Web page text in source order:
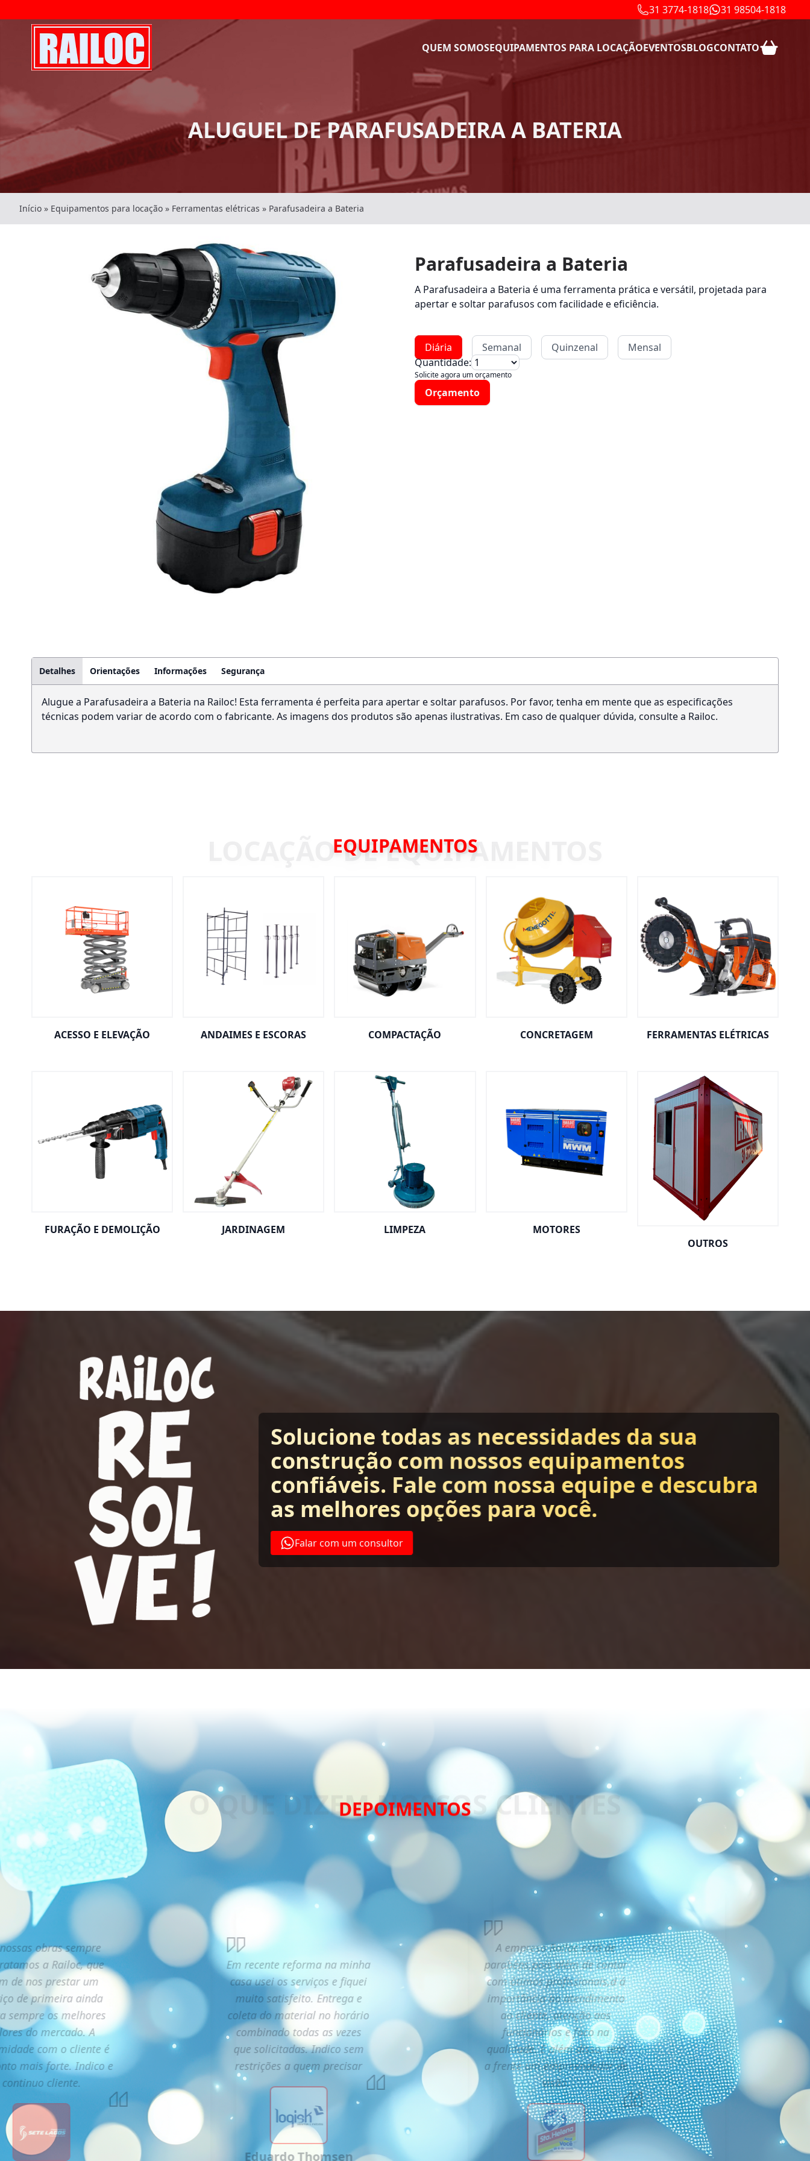
31 3774-1818 31 98504-1818
QUEM SOMOSEQUIPAMENTOS PARA LOCAÇÃOEVENTOSBLOGCONTATO
ALUGUEL DE PARAFUSADEIRA A BATERIA
Início » Equipamentos para locação » Ferramentas elétricas » Parafusadeira a Bateria
Parafusadeira a Bateria
A Parafusadeira a Bateria é uma ferramenta prática e versátil, projetada para
apertar e soltar parafusos com facilidade e eficiência.
Diária Semanal Quinzenal
Mensal
Quantidade:
Solicite agora um orçamento
Orçamento
Detalhes Orientações Informações Segurança
Alugue a Parafusadeira a Bateria na Railoc! Esta ferramenta é perfeita para apertar e soltar parafusos. Por favor, tenha em mente que as especificações
técnicas podem variar de acordo com o fabricante. As imagens dos produtos são apenas ilustrativas. Em caso de qualquer dúvida, consulte a Railoc.
EQUIPAMENTOS
ACESSO E ELEVAÇÃO ANDAIMES E ESCORAS COMPACTAÇÃO CONCRETAGEM FERRAMENTAS ELÉTRICAS
FURAÇÃO E DEMOLIÇÃO JARDINAGEM LIMPEZA
MOTORES
OUTROS
Solucione todas as necessidades da sua
construção com nossos equipamentos
confiáveis. Fale com nossa equipe e descubra
as melhores opções para você.
Falar com um consultor
DEPOIMENTOS
obras sempre
a Railoc, que
de nos prestar um
de primeira ainda
sempre os melhores
do mercado. A
com o cliente é
mais forte. Indico e
continuo cliente.
Em recente reforma na minha
casa usei os serviços e fiquei
muito satisfeito. Entrega e
coleta do material no horário
combinado todas as vezes
que solicitadas. Indico sem
restrições a quem precisar
Eduardo Thomsen
A empresa Railoc está de
parabéns,pois além de contar
com ótimos profissionais,d á
importância ao atendimento
ao cliente, atenção aos
funcionários e foco na
qualidade. E além disso, tem
a frente um empreendedor de
visão.